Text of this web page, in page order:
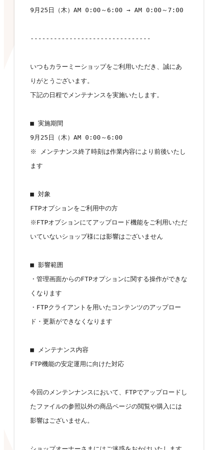
9月25日（木）AM 0:00～6:00 → AM 0:00～7:00
-------------------------------
いつもカラーミーショップをご利用いただき、誠にあ
りがとうございます。
下記の日程でメンテナンスを実施いたします。
■ 実施期間
9月25日（木）AM 0:00～6:00
※ メンテナンス終了時刻は作業内容により前後いたし
ます
■ 対象
FTPオプションをご利用中の方
※FTPオプションにてアップロード機能をご利用いただ
いていないショップ様には影響はございません
■ 影響範囲
・管理画面からのFTPオプションに関する操作ができな
くなります
・FTPクライアントを用いたコンテンツのアップロー
ド・更新ができなくなります
■ メンテナンス内容
FTP機能の安定運用に向けた対応
今回のメンテンナンスにおいて、FTPでアップロードし
たファイルの参照以外の商品ページの閲覧や購入には
影響はございません。